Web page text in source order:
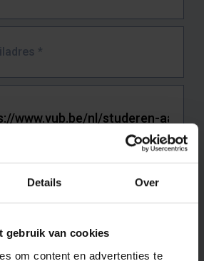
Details Over
gebruik van cookies
om content en advertenties te
*
URL van de pagina waar je de fout zag.